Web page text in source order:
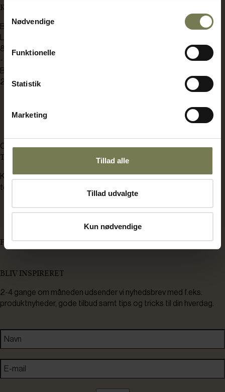
Samtykkevalg
Nødvendige
Funktionelle
Statistik
Marketing
Tillad alle
Tillad udvalgte
Kun nødvendige
KONTAKT OS
BENT BRANDT
Langdyssen 7
8200 Aarhus N
-
Bådehavnsgade 2C
2450 København SV
8930 0000
CVR: 37238910
TEKNISK SERVICE
Kontakt os her hvis du har brug for
teknisk service.
8930 0250
FØLG OS
BLIV INSPIRERET
2-4 gange om måneden udsender vi nyhedsbrev med f.eks.
produktnyheder, gode tilbud samt tips og tricks til din hverdag.